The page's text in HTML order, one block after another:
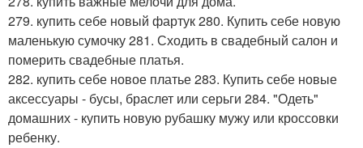
279. купить себе новый фартук 280. Купить себе новую
маленькую сумочку 281. Сходить в свадебный салон и
померить свадебные платья.
282. купить себе новое платье 283. Купить себе новые
аксессуары - бусы, браслет или серьги 284. "Одеть"
домашних - купить новую рубашку мужу или кроссовки
ребенку.